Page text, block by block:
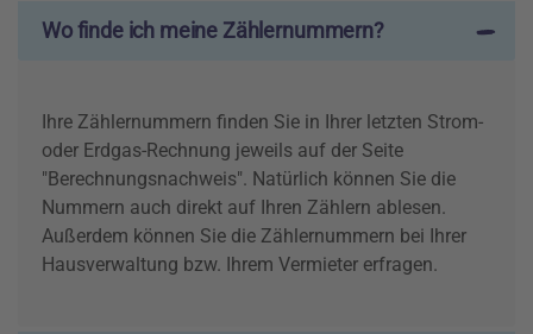
Wo finde ich meine Zählernummern?
Ihre Zählernummern finden Sie in Ihrer letzten Strom-
oder Erdgas-Rechnung jeweils auf der Seite
"Berechnungsnachweis". Natürlich können Sie die
Nummern auch direkt auf Ihren Zählern ablesen.
Außerdem können Sie die Zählernummern bei Ihrer
Hausverwaltung bzw. Ihrem Vermieter erfragen.